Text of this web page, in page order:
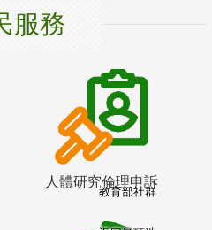
服務
人體研究倫理申訴
教育部社群